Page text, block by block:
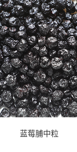
蓝莓脯中粒